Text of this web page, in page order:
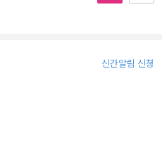
신간알림 신청